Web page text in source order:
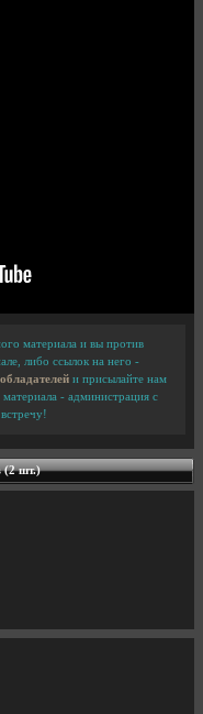
материала и вы против
либо ссылок на него -
и присылайте нам
- администрация с
(2 шт.)